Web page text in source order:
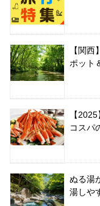
【関
ポット
【
コスパ
ぬる湯
湯しや